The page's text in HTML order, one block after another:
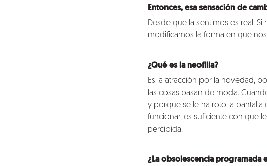
Entonces, esa sensación de
Desde que la sentimos es real.
modificamos la forma en que
¿Qué es la neofilia?
Es la atracción por la novedad,
las cosas pasan de moda.
y porque se le ha roto la pantalla
funcionar, es suficiente con que
percibida.
¿La obsolescencia programada